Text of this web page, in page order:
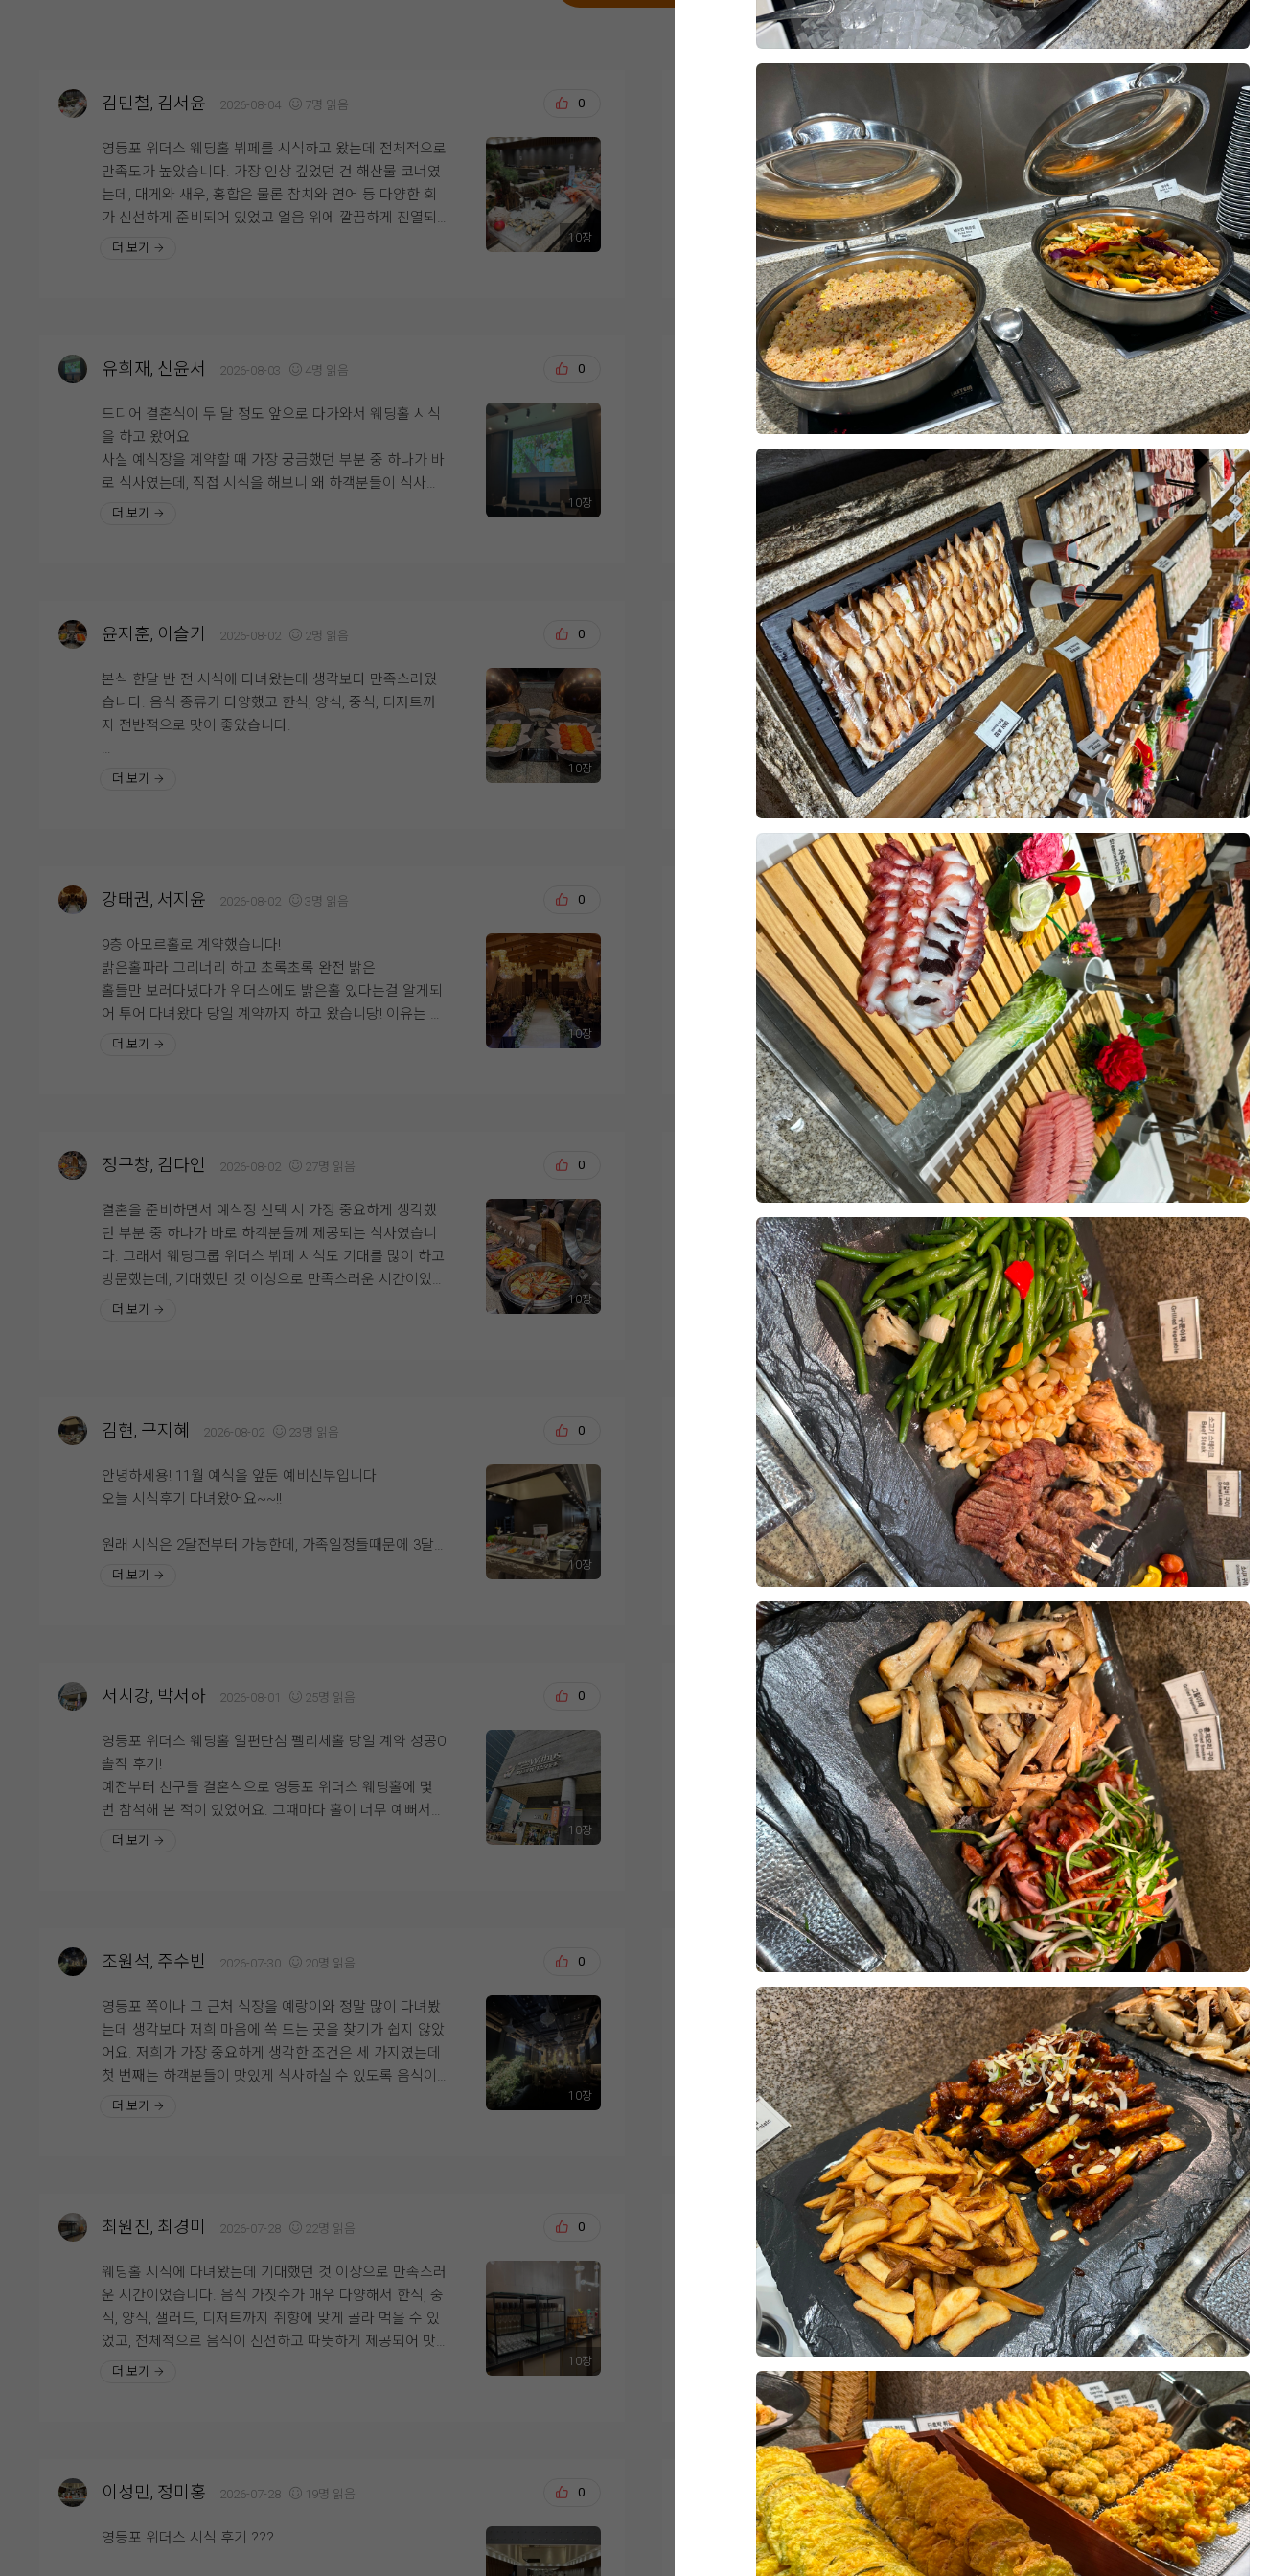
김민철, 김서윤 2026-08-04 7명 읽음 0
영등포 위더스 웨딩홀 뷔페를 시식하고 왔는데 전체적으로
만족도가 높았습니다. 가장 인상 깊었던 건 해산물 코너였
는데, 대게와 새우, 홍합은 물론 참치와 연어 등 다양한 회
가 신선하게 준비되어 있었고 얼음 위에 깔끔하게 진열되
어 있어 보기에도 좋았습니다. 회도 두툼하게 썰려 있어 식
으로 간이 자극적이지 않아 부담 없이 즐길 수 있었습니다.
서 채워주셔서 마지막까지 깔끔한 상태가 유지되는 점도
좋았습니다.
뷔페 동선도 넓고 쾌적해서 사람들이 몰려도 크게 불편하
지 않았고, 음식 종류도 한식·양식·해산물 등 골고루 갖춰져
결혼식은 식사가 중요한 부분인데, 영등포 위더스 뷔페는
하객분들을 모실 수 있을 것 같습니다. 개인적으로는 해산
물과 회 코너가 가장 만족스러웠고, 전체적으로 재방문 의
사가 있을 정도로 만족한 시식이었습니다.
더 보기
10장
강문수, 조효정 2026-08-04 0
위더스 영등포점 아모르홀을 방문한 뒤 상담을 받고 계약
까지 진행했습니다. 여러 웨딩홀을 알아보면서 가장 중요
하게 생각했던 부분은 홀 분위기와 신부대기실, 실제 예식
당일의 이동 동선이었습니다.
아모르홀은 전체적으로 밝고 화사한 분위기라 처음 들어갔
을 때부터 마음에 들었습니다. 어두운 홀보다는 자연스럽
고 따뜻한 느낌의 예식을 원했는데, 아모르홀이 제가 생각
했던 이미지와 잘 맞았습니다. 홀 내부도 깔끔하게 정돈된
느낌이었고, 사진이나 영상으로 보았을 때도 신랑 신부가
화사하게 나올 것 같았습니다.
신부대기실도 답답하지 않고 깔끔했으며, 신부대기실에서
예식장으로 이동하는 동선도 복잡하지 않아 좋았습니다.
하객들의 이동과 신랑 신부의 동선이 비교적 편리하게 구
성되어 있다는 점도 계약을 결정하는 데 도움이 됐습니다.
상담 과정에서는 궁금했던 부분을 하나씩 설명해 주셨고,
견적과 포함 사항도 이해하기 쉽게 안내받았습니다. 상담
분위기가 부담스럽지 않았고, 저희가 생각했던 조건과 견
적도 잘 맞아 최종적으로 계약하게 되었습니다. 실제 예식
일까지 남은 준비도 잘 진행해서 밝고 화사한 아모르홀에
서 만족스러운 결혼식을 올리고 싶습니다.
10장
유희재, 신윤서 2026-08-03 4명 읽음 0
드디어 결혼식이 두 달 정도 앞으로 다가와서 웨딩홀 시식
을 하고 왔어요
사실 예식장을 계약할 때 가장 궁금했던 부분 중 하나가 바
로 식사였는데, 직접 시식을 해보니 왜 하객분들이 식사를
중요하게 생각하는지 알겠더라고요.
것 같다는 생각이 들었습니다.
다양한 메뉴가 준비되어 있었는데, 그중에서도 가장 기억
에 남았던 건 양갈비와 회였어요. 먼저 양갈비는 생각보다
훨씬 부드러웠고 잡내가 전혀 느껴지지 않았어요. 육즙도
풍부하고 고기가 촉촉해서 한입 먹자마자 "이건 꼭 다시 먹
고 싶다"라는 생각이 들 정도였어요.
맛이 전혀 없었고, 식감도 쫄깃해서 계속 손이 가더라고요.
것 같았어요. 다른 뷔페 메뉴들도 전체적으로 깔끔하고 종
류가 다양해서 남녀노소 누구나 맛있게 즐길 수 있을 것 같
았습니다.
특히 부모님과 함께 시식을 진행했는데, 부모님께서도 음
예식이 얼마 남지 않은 시점에서 웨딩홀 분위기와 연회장
뒤 이곳에서 소중한 분들을 모시고 식을 올린다고 생각하
니 설레기도 하고 긴장도 됐어요.
웨딩그룹위더스 영등포에서 예식을 준비하고 계신 예신,
예랑분들이라면 꼭 시식해보시는 걸 추천드려요. 직접 맛
더 보기
10장
전재영, 서혜연 2026-08-02 14명 읽음 0
안녕하세요,
결혼식이 얼마 남지 않아 위더스 영등포 웨딩홀 시식에 다
녀왔습니다.
한식, 중식, 양식, 해산물, 샐러드 등 메뉴 구성이 다양했고,
음식마다 맛의 편차가 크지 않아 전반적으로 만족스러웠습
니다.
디저트도 과일, 케이크, 떡 등 여러 종류가 준비되어 있어
식사를 마무리하기 좋았습니다. 메인 음식뿐 아니라 후식
까지 선택지가 다양하다는 점도 마음에 들었습니다.
직원분들께서 빈 접시도 빨리빨리 치워주시고, 음식이 부
족하지 않도록 수시로 확인해 주셔서 편안하게 식사할 수
있었습니다.
직접 시식해 보니 하객분들께 무리 없이 만족스러운 식사
를 대접할 수 있을 것 같아 안심이 되었습니다. 음식 구성
더 보기
10장
윤지훈, 이슬기 2026-08-02 2명 읽음 0
본식 한달 반 전 시식에 다녀왔는데 생각보다 만족스러웠
습니다. 음식 종류가 다양했고 한식, 양식, 중식, 디저트까
지 전반적으로 맛이 좋았습니다.
특히 스테이크가 안질기고 부드러워서 세번이나 먹었네
뉴는 바로바로 채워주시고, 빈 접시도 빠르게 정리해 주셔
시식 전엔 걱정이 많았으나 직접 시식을 해보니 그런 걱정
할필요가 없었네요. 다가오는 본식이 기대됩니다!
더 보기
10장
오상철, 이예림 2026-08-02 4명 읽음
웨딩그룹위더스 영등포점으로 계약한 이유를 남겨봐요.
가장 큰 이유는 상담이었어요. 플래너님이 전문성도 있으
시고, 처음이라 헷갈리는 부분들도 이해하기 쉽게 설명해
주셔서 믿음이 갔거든요.
두 번째는 웨딩그룹이라 스드메, 한복, 헤어메이크업까지
필요하면 한 곳에서 다 해결 가능하다는 점이었어요. 저희
는 스드메를 이미 다른 곳에서 계약한 상태였지만, 상담 때
들은 금액도 나쁘지 않아서 여기서 했어도 괜찮았겠다 싶
었어요. 웨딩링 업체도 소개해주셨고, 원하는 날짜·시간에
예약 가능했던 것도 결정에 한몫했어요.
위치도 계약 이유 중 하나예요. 영등포라 지방에서 오시는
하객뿐 아니라 서울 사시는 분들도 찾아오기 편하고, 영등
포시장역에서 도보로 이동 가능하거든요. 내부주차장 만차
시엔 외부 영남주차장으로 셔틀 운행해주신다고 해서 주차
걱정도 덜었어요.
건물 자체도 마음에 들었어요. 웨딩 전용 단독 빌딩이라 다
른 용도 시설 없이 웨딩에만 집중할 수 있는 환경이라는 점
이 확실히 다르더라구요. 지하 B1~B8, 지상 11층 규모에
하객용 엘리베이터만 7~8대, 신랑신부 혼주용은 따로 있어
서 동선도 잘 짜여 있었고요. 특히 층마다 홀과 전용 연회
장이 하나씩 배치되어 있어서 다른 예식 하객들과 동선이
섞이지 않고 프라이빗하게 진행할 수 있다는 점이 큰 장점
이라고 느꼈어요.
층 구성도 마음에 들었어요. 1층 예약실·미용실·드레스샵,
3~5층 연회장, 10층 폐백실·스튜디오, 11층 폐백실·정산실
·행정실로 되어 있어서 스드메를 정말 원큐에 해결할 수 있
는 구조였거든요.
무엇보다 결정적이었던 건 홀이었어요. 상담할 때 영상이
랑 사전 안내로 각 홀 이미지를 미리 보고 투어할 홀 2개를
직접 골라볼 수 있었는데, 저희는 9층 아모르홀을 보자마자
마음을 정했어요. 층고가 높아서 답답한 느낌이 전혀 없고,
천장이 격자 대들보처럼 되어 있는 게 특이했어요. 실제로
보면 그리너리하고 꽃밭에 있는 느낌이라 화려하기보단 깔
끔한 채플식 분위기가 딱 저희 취향이었고, 샹들리에와 버
진로드 연출 덕분에 사진도 고급스럽게 나올 것 같았어요.
조명·음악까지 실제로 연출해서 보여주셔서 예식 당일 느
낌을 미리 그려볼 수 있었던 것도 결정에 확신을 더해줬어
이런 이유들로 웨딩그룹위더스와 계약하게 됐어요. 여러모
로 좋은 선택이었다고 생각해요!
더 보기
10장
강태권, 서지윤 2026-08-02 3명 읽음 0
9층 아모르홀로 계약했습니다!
밝은홀파라 그리너리 하고 초록초록 완전 밝은
홀들만 보러다녔다가 위더스에도 밝은홀 있다는걸 알게되
어 투어 다녀왔다 당일 계약까지 하고 왔습니당! 이유는 홀
이 너무 이뻐서에오! 우드우드한 느낌과 초록초록한 느낌
그 전에 본 식장을 해야겠다고 생각하고 큰 기대 없이 왔는
하게 되었네요 ㅎㅎ
엘베와 주차가 힘들다는 말이 많아서 조금 걱정이지만 ㅜ
그래도 아주 합리적으로 계약했다는 생각이들었어여!!
더 보기
10장
백승덕, 이새별 2026-08-02 7명 읽음 0
9월 예식을 앞두고 신부와 양가 어머님을 모시고 네 명이
서 시식을 다녀온 예비신랑입니다.
방문 전에는 당일 예식 하객분들과 섞여 식사하게 되는 건
아닌지 걱정했는데, 시식 팀들을 위한 연회장을 따로 안내
해 주셔서 편안한 분위기에서 천천히 맛볼 수 있었습니다.
사실 이곳 뷔페는 예전에 친구 결혼식에 하객으로 왔을 때
인상 깊게 먹었던 기억이 있어 기대가 컸는데요. 이번에는
저희 하객분들이 남녀노소 불편함 없이 드실 수 있을지를
생각하며 사시미, 초밥, 구이류, 볶음류, 샐러드까지 최대한
다양하게 맛봤습니다.
식사 후 네 명이 각자 기억에 남는 메뉴를 하나씩 꼽아봤습
니다. 평소 고기를 즐겨 드시지 않는 저희 어머니는 스테이
크가 부드럽게 구워져 드시기 편했다고 하셨고, 신부 어머
님께서는 전복죽이 특히 맛있었다고 하셨습니다. 신부는
다른 뷔페에서는 본 적 없던 단호박 정과를 처음 먹어봤는
데 기대 이상이었다고 하네요. 고기를 좋아하는 저는 의외
로 우삼겹 샐러드가 가장 기억에 남았습니다. 평소 차가운
고기를 좋아하지 않는데도 얇게 준비되어 씹기 부드러웠
고, 드레싱이 채소와 고기를 잘 어우러지게 해줘서 두세 번
더 가져다 먹었을 정도였습니다.
한 가지 아쉬운 점을 꼽자면 찐 게 요리의 간이 생각보다
세서 어머님들이 조금 놀라셨다는 정도인데, 그 외에는 네
명 모두 만족스러운 식사였습니다.
식사 후에는 마침 저희가 계약한 펠리체홀에 예식이 없어
홀도 여유롭게 둘러볼 수 있었습니다. 어두운 홀에 웅장한
샹들리에와 수많은 꽃 장식이 어우러진 모습이 정말 멋있
었고, 신부 입장 때 샹들리에가 내려오는 연출까지 직접 보
고 나니 결혼한다는 게 비로소 실감 났습니다. 어머님들도
같은 마음이셨다고 하네요. 그 순간이 너무 멋져서 사진으
로도 남겨 함께 첨부합니다. 시식과 홀 투어 모두 만족스러
웠고, 9월 본식이 더욱 기대되는 하루였습니다.
더 보기
10장
정구창, 김다인 2026-08-02 27명 읽음 0
결혼을 준비하면서 예식장 선택 시 가장 중요하게 생각했
던 부분 중 하나가 바로 하객분들께 제공되는 식사였습니
다. 그래서 웨딩그룹 위더스 뷔페 시식도 기대를 많이 하고
방문했는데, 기대했던 것 이상으로 만족스러운 시간이었습
니다. 전체적으로 음식 가짓수가 정말 다양했고, 한식·중식·
신선해서 만족스러웠습니다. 즉석에서 바로 만들어 주시는
메뉴는 따뜻하게 즐길 수 있어 더욱 좋았고, 디저트 코너에
마무리까지 기분 좋게 할 수 있었습니다. 음식 간도 너무
자극적이지 않아 어르신들께서도 부담 없이 드실 수 있을
채워주셔서 끝까지 쾌적한 환경에서 식사를 즐길 수 있었
는 믿음이 생겼습니다.
직접 시식을 해보니 많은 분들이 위더스 뷔페를 만족스럽
게 평가하는 이유를 알 것 같았습니다. 맛과 음식 구성, 서
비스까지 전체적으로 균형이 잘 갖춰져 있었고, 결혼식 당
더 보기
10장
서창희, 채아린 2026-08-02 21명 읽음 0
다. 하객분들께 가장 중요한 것 중 하나가 음식이라고 생각
해서 기대를 많이 하고 방문했는데, 기대 이상으로 만족스
러운 시간이었습니다.
먼저 음식 가짓수가 다양해서 누구나 취향에 맞게 즐길 수
있을 것 같았습니다. 한식, 양식, 중식은 물론 샐러드와 디
저트까지 골고루 준비되어 있었고, 전체적으로 음식이 깔
끔하게 진열되어 있어 보기에도 좋았습니다. 특히 고기 요
리는 부드럽고 촉촉했으며, 해산물도 신선해서 비린 맛 없
이 맛있게 먹을 수 있었습니다. 따뜻하게 먹어야 하는 음식
은 온도가 잘 유지되어 있었고, 튀김류도 바삭한 식감이 살
아 있어 만족스러웠습니다.
디저트 코너도 인상적이었습니다. 다양한 케이크와 과일,
음료가 준비되어 있어 식사를 마무리하기 좋았고, 전체적
으로 음식 간이 과하지 않아 어르신부터 젊은 하객까지 모
두 부담 없이 드실 수 있을 것 같았습니다.
무엇보다 직원분들의 서비스가 정말 좋았습니다. 음식이
비어 있는 곳은 바로 채워 주셨고, 사용한 접시도 빠르게 정
리해 주셔서 쾌적하게 식사할 수 있었습니다. 직원분들이
친절하게 응대해 주시는 모습에서 결혼식 당일에도 하객분
들을 세심하게 배려해 주실 것이라는 믿음이 들었습니다.
시식을 마치고 나니 위더스 영등포를 선택하길 정말 잘했
다는 생각이 들었습니다. 음식의 맛과 종류, 서비스, 연회장
분위기까지 전체적으로 만족도가 높았고, 하객분들도 맛있
게 식사하시며 좋은 기억을 남기실 것 같아 더욱 기대됩니
다. 결혼식을 준비하시는 예비 신랑·신부님들께도 음식을
중요하게 생각하신다면 한 번쯤 시식해 보시길 추천드리고
싶습니다.
더 보기
10장
김현, 구지혜 2026-08-02 23명 읽음 0
안녕하세용! 11월 예식을 앞둔 예비신부입니다
오늘 시식후기 다녀왔어요~~!!
원래 시식은 2달전부터 가능한데, 가족일정들때문에 3달전
에 가능한지 양해를 구했는데 일정 맞춰주셔서 감사하게도
간도 너무 쎄지 않으면서 어른들도 어린아이들도 좋아할
수 있게 적당한 간으로 잘 되어 있어서 같이 시식한 가족들
도 모두 만족했어요!!!!!!
한식, 중식, 양식, 일식 그리고 후식까지 다양한 메뉴들
진짜로 추천입니다 꼭 한두잔씩 하고 가세요 ㅎㅎㅎㅎㅎㅎ
11월이 언제 올런지 빨리 결혼하고 싶네요~~~!!!!
더 보기
10장
송용석, 석정애 2026-08-02 12명 읽음 0
저희도 드디어 위더스 입성!!!
웨딩홀을 보고 여러군데 왜비교하나 싶을만큼 너무만족스
러운 홀컨디션에 섬세함까지 후회없을거에요ㅜㅜ 근데 위
더스는 웨딩홀도 기가막힌데!!!!!!!
음식이 도레미쳣습니다 오늘 먹고와서 기절하는줄..
입짧은 제 남편 3접시 클리어 해버리고
원래면 한접시에 휘청거릴사람인데 3접시나 먹었다니까
요..?결혼식에 중요한 자리를 맡아주는 친구와도
같이 다녀왓는데 세상세상 이친구도 만족
거의 미슐랭 입맛을 가진 친군데 만족에 손가락을 치켜올
렷어요ㅋㅋㅋㅋㅋㅋ
저도 이제 나이가 나이인지라 결혼식 열심히 참석해서 다
녀봣는데 솔직히 코스요리로 나오는곳보단 뷔페를 선호햇
고 뷔페중에서도 고르자면 위더스가 일등이랄까요 모든 음
식이 깔끔하고 정갈하고 보기만 해도 배가고플정도였고 한
접시에 다담아 한꺼번에 다 먹고싶은데 그럼 접시를 한번
에 10개는 들어야할거같아서
먹고퍼오고 하느라 세상바빳어요
전 제가 이렇게 부지런한 사람인줄 몰랏ㅎㅎㅎㅎ
요즘 식보다 음식에 엄청난 포커스를 두는 시점이라
음식이 제일 신경쓰였는데 뭐하러 신경썻나 싶었어요ㅜㅜ
이렇게 완벽한걸 괜한 걱정ㅜㅜㅋㅋㅋㅋㅋㅋ
위더스!!!!
1.합리적인가격!!!!!
2.맛있는 음식!!!!!!
3.단독건물!!!!
4.넓은 주차장!!!!!
5.직원분들의 친절함!!!!??
제발 강추!!!!!!! 상담받을때부터 너무 친절하고 상세히 설명
해주셔서 더 설레는 준비과정이었어요!!!!!
감사합이다 위더스????????
더 보기
10장
서치강, 박서하 2026-08-01 25명 읽음 0
영등포 위더스 웨딩홀 일편단심 펠리체홀 당일 계약 성공O
솔직 후기!
예전부터 친구들 결혼식으로 영등포 위더스 웨딩홀에 몇
번 참석해 본 적이 있었어요. 그때마다 홀이 너무 예뻐서
'나도 나중에 여기서 결혼하고 싶다' 생각했었는데, 드디어
진 웅장한 분위기의 어두운 홀이에요. 높은 천고에 고급스
부 입장과 퇴장에 맞춰서 샹들리에가 움직이는 극적인 연
출이 가능해요! 식장에 들어서자마자 버진로드 주변에서
풍성한 생화 향기가 확 풍겨서 기분이 정말 좋아졌습니다.
전체적으로 어두운 홀 성격이 강해서 호텔식 웨딩이나 클
래식한 분위기를 선호하시는 분들께 찰떡일 것 같아요.
습니다.
만족도가 가장 높은 맛있는 뷔페식으로 제공됩니다. 음식
가짓수도 많고 실시간으로 조리되는 즉석 음들이 많아서
음식 퀄리티 걱정은 안 해도 되겠더라고요. 교통편도 5호
선 영등포시장역 4번 출구에서 도보 1~3분 거리라 너무 편
리해서 마음에 쏙 들었어요. 추가로 한복과 메이크업 샵이
더 보기
10장
박태욱, 정조원 2026-07-30 18명 읽음 0
영등포 위더스 계약 후기입니다 :)
결혼 준비를 시작하면서 가장 먼저 알아본 것이 웨딩홀이
었습니다.
가장 중요하게 생각했던 건 교통, 하객분들이 만족하실 식
사?였습니다.
여러 웨딩홀을 직접 투어해 봤지만, 최종적으로는 영등포
위더스 메리엘홀로 계약하게 되었어요.
가장 마음에 들었던 부분은 교통과 접근성이었습니다.
영등포시장역과 영등포역 모두 이용할 수 있어 대중교통으
로 오시는 하객분들이 편하게 방문하실 수 있을 것 같았고,
건물도 워낙 눈에 잘 띄어서 처음 오시는 분들도 쉽게 찾을
수 있다는 점이 좋았습니다.
홀을 둘러보면서는 높은 층고가 가장 인상적이었습니다.
실제로 들어가 보니 사진보다 훨씬 웅장한 느낌이었어요!
홀을 선택할때, 층고가 높고 버진로드가 길었으면 좋겠다.
어두운 홀이지만 너무 어둡진 않았으면 좋겠다 생각했었는
저희 생각과 딱 맞는 곳이였어요!!
한 층에 한 개의 홀만 운영되는 단독홀이고, 전체적으로 생
화 장식과 조명도 과하지 않으면서 고급스럽더라구용
그리고 결혼식을 준비하면서 가장 중요하게 생각했던 것
중 하나가 식사였는데,
위더스는 음식 만족도가 높다는 후기가 많았고, 연회장을
직접 둘러봤을 때도 음식 구성과 공간이 깔끔하게 관리되
고 있다는 느낌을 받았습니다.
아직 시식 전이지만 기대가 많이 됩니다!
상담을 진행해주신 직원분도 정말 친절하셨습니다.
웨딩홀도 실제로 볼 수 있었고, 타이밍 좋게 조명도 어떻게
되는지 상세하게 보여주셨어요!
웨딩홀 투어를 많이 가기도 했었고, 위더스 뒤에 더 다녀올
더 보기
10장
조원석, 주수빈 2026-07-30 20명 읽음 0
영등포 쪽이나 그 근처 식장을 예랑이와 정말 많이 다녀봤
는데 생각보다 저희 마음에 쏙 드는 곳을 찾기가 쉽지 않았
어요. 저희가 가장 중요하게 생각한 조건은 세 가지였는데
첫 번째는 하객분들이 맛있게 식사하실 수 있도록 음식이
맛있을 것, 두 번째는 예랑이가 키가 큰 편이라 답답한 느낌
위기도 고급스럽고 밝은 느낌이라 첫인상부터 좋았고, 동
생각이 들었습니다. 여러 곳을 비교해 본 끝에 가장 만족스
러운 곳이라 망설임 없이 계약하게 되었고, 결혼식 당일도
정말 기대되고 있습니다.
더 보기
10장
김강, 이정희 2026-07-28 20명 읽음 0
결론부터 말씀드리자면, 양가 부모님 모두 매우 만족하셨
습니다.
저희는 신랑신부, 양가 부모님까지 모두6명이 갔는데
무엇보다 층별로 분리된 연회장 덕분에 동선이 편리했고,
음식 역시 기대 이상으로 퀄리티가 좋았어요.
개인적인 욕심을 조금 보태자면, 테이블 간 간격이 조금만
더 넓었으면 하객들이 이동하거나 식사하기에 더욱 편했을
것 같고, 디저트 종류도 조금 더 다양했다면 식사의 마무리
까지 더욱 완벽했을 것이라는 생각이 들었습니다.
하지만 이러한 부분들은 정말 작은 아쉬움에 불과했습니
다수가 선택한 위더스인 만큼, 주위 분들도 맛있다를 남발
해 주셨구요.
요즘 고물가 시대에 좋은 퀄리티의 음식은 기본인데, 그 기
본을 잘 지켜주는 웨딩홀이었습니다.
저희의 선택이 하객들의 즐거움으로까지 이어지길 바라며!
식 준비를 잘 마쳐보겠습니다.
더 보기
10장
최원진, 최경미 2026-07-28 22명 읽음 0
웨딩홀 시식에 다녀왔는데 기대했던 것 이상으로 만족스러
운 시간이었습니다. 음식 가짓수가 매우 다양해서 한식, 중
식, 양식, 샐러드, 디저트까지 취향에 맞게 골라 먹을 수 있
었고, 전체적으로 음식이 신선하고 따뜻하게 제공되어 맛
있게 즐길 수 있었습니다. 특히 메인 요리의 맛과 퀄리티가
고 세심했습니다. 홀 내부도 깔끔하게 관리되어 있어 식사
하는 동안 쾌적한 분위기를 느낄 수 있었습니다. 결혼식 당
아 더욱 기대가 되었고, 전반적으로 음식과 서비스 모두 만
더 보기
10장
윤종균, 김아름 2026-07-28 23명 읽음 0
웨딩을 준비하면서 가장 중요하게 생각했던 것 중 하나가
바로 하객 식사였어요. 그래서 본식을 앞두고 웨딩그룹 위
더스 영등포 시식에 다녀왔는데, 전체적으로 기대 이상이
라 만족스러웠습니다.
시식은 예약한 시간에 맞춰 방문했고, 직원분들이 친절하
게 자리까지 안내해 주셔서 첫인상부터 좋았어요. 연회장
은 깔끔하게 관리되고 있었고, 음식도 정갈하게 진열되어
있어 보기만 해도 먹음직스러웠습니다.
가장 마음에 들었던 점은 음식 종류가 정말 다양하다는 것
이었어요. 한식, 중식, 양식, 일식은 물론 샐러드와 디저트
까지 골고루 준비되어 있어서 남녀노소 누구나 만족할 수
있을 것 같았습니다. 특히 갈비찜과 스테이크는 부드럽고
더 보기
10장
이성민, 정미홍 2026-07-28 19명 읽음 0
영등포 위더스 시식 후기 ???
김동현, 김해인 2026-07-28 20명 읽음 0
8월 말 예식을 앞두고 있는 예신이라 결혼식 준비의 마지
막 점검을 하는 마음으로 위더스 영등포 시식에 다녀왔습